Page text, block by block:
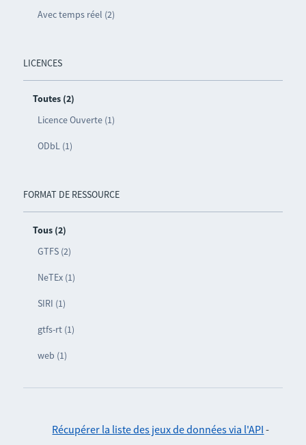
Avec temps réel (2)
LICENCES
Toutes (2)
Licence Ouverte (1)
ODbL (1)
FORMAT DE RESSOURCE
Tous (2)
GTFS (2)
NeTEx (1)
SIRI (1)
gtfs-rt (1)
web (1)
Récupérer la liste des jeux de données via l'API -